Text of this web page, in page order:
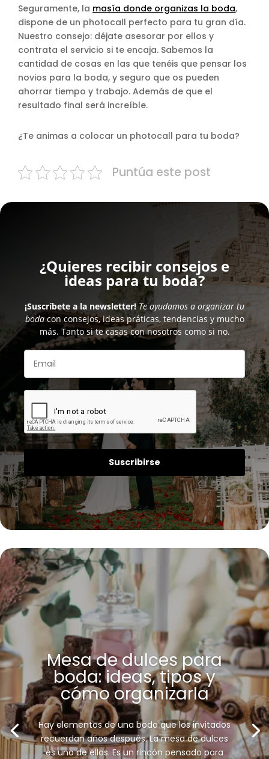
Seguramente, la masía donde organizas la boda,
dispone de un photocall perfecto para tu gran día.
Nuestro consejo: déjate asesorar por ellos y
contrata el servicio si te encaja. Sabemos la
cantidad de cosas en las que tenéis que pensar los
novios para la boda, y seguro que os pueden
ahorrar tiempo y trabajo. Además de que el
resultado final será increíble.
¿Te animas a colocar un photocall para tu boda?
Puntúa este post
¿Quieres recibir consejos e
ideas para tu boda?
¡Suscríbete a la newsletter! Te ayudamos a organizar tu
bodacon consejos, ideas práticas, tendencias y mucho
más. Tanto si te casas con nosotros como si no.
Suscribirse
Mesa de dulces para
boda: ideas, tipos y
cómo organizarla
Hay elementos de una boda que los invitados
recuerdan años después. La mesa de dulces
es uno de ellos. Es un rincón pensado para